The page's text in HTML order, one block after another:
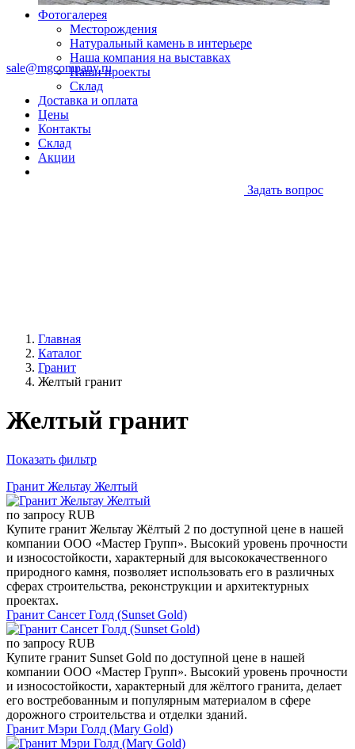
Фотогалерея
Месторождения
Натуральный камень в интерьере
Наша компания на выставках
Наши проекты
Склад
Доставка и оплата
Цены
Контакты
Склад
Акции
sale@mgcompany.ru
Задать вопрос
Главная
Каталог
Гранит
Желтый гранит
Желтый гранит
Показать фильтр
Гранит Жельтау Желтый
по запросу RUB
Купите гранит Жельтау Жёлтый 2 по доступной цене в нашей
компании ООО «Мастер Групп». Высокий уровень прочности
и износостойкости, характерный для высококачественного
природного камня, позволяет использовать его в различных
сферах строительства, реконструкции и архитектурных
проектах.
Гранит Сансет Голд (Sunset Gold)
по запросу RUB
Купите гранит Sunset Gold по доступной цене в нашей
компании ООО «Мастер Групп». Высокий уровень прочности
и износостойкости, характерный для жёлтого гранита, делает
его востребованным и популярным материалом в сфере
дорожного строительства и отделки зданий.
Гранит Мэри Голд (Mary Gold)